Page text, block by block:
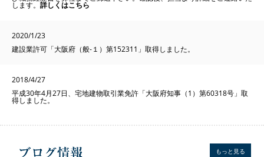
します。 詳しくはこちら
2020/1/23
建設業許可「大阪府（般-１）第152311」取得しました。
2018/4/27
平成30年4月27日、宅地建物取引業免許「大阪府知事（1）第60318号」取
得しました。
もっと見る